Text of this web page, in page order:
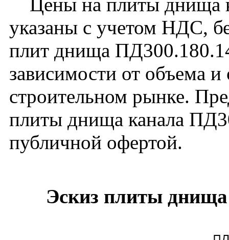
указаны с учетом НДС,
плит днища
зависимости от объема
строительном рынке.
плиты днища канала
публичной офертой.
Эскиз плиты